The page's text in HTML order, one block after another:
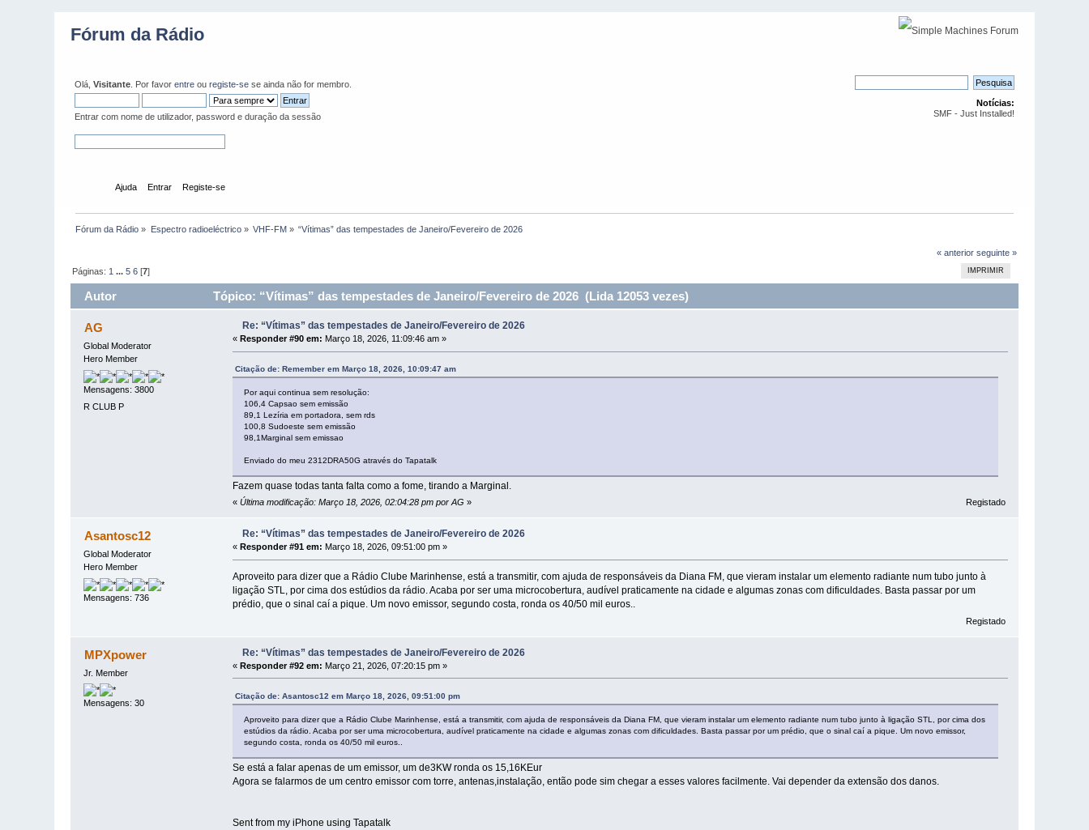
Fórum da Rádio
Olá,Visitante . Por favorentre ouregiste-se se ainda não for membro.
Entrar com nome de utilizador, password e duração da sessão
Notícias:
SMF - Just Installed!
Ajuda Entrar Registe-se
Fórum da Rádio » Espectro radioeléctrico» VHF-FM » “Vítimas” das tempestades de Janeiro/Fevereiro de 2026
« anterior seguinte »
IMPRIMIR
Páginas: 1 ...5 6 [7]
Autor Tópico: “Vítimas” das tempestades de Janeiro/Fevereiro de 2026 (Lida 12053 vezes)
AG
Global Moderator
Hero Member
Mensagens: 3800
R CLUB P
Re: “Vítimas” das tempestades de Janeiro/Fevereiro de 2026
« Responder #90 em: Março 18, 2026, 11:09:46 am »
Citação de: Remember em Março 18, 2026, 10:09:47 am
Por aqui continua sem resolução:
106,4 Capsao sem emissão
89,1 Lezíria em portadora, sem rds
100,8 Sudoeste sem emissão
98,1Marginal sem emissao
Enviado do meu 2312DRA50G através do Tapatalk
Fazem quase todas tanta falta como a fome, tirando a Marginal.
« Última modificação: Março 18, 2026, 02:04:28 pm por AG » Registado
Asantosc12
Global Moderator
Hero Member
Mensagens: 736
Re: “Vítimas” das tempestades de Janeiro/Fevereiro de 2026
« Responder #91 em: Março 18, 2026, 09:51:00 pm »
Aproveito para dizer que a Rádio Clube Marinhense, está a transmitir, com ajuda de responsáveis da Diana FM, que vieram instalar um elemento radiante num tubo junto à
ligação STL, por cima dos estúdios da rádio. Acaba por ser uma microcobertura, audível praticamente na cidade e algumas zonas com dificuldades. Basta passar por um
prédio, que o sinal caí a pique. Um novo emissor, segundo costa, ronda os 40/50 mil euros..
Registado
MPXpower
Jr. Member
Mensagens: 30
Re: “Vítimas” das tempestades de Janeiro/Fevereiro de 2026
« Responder #92 em: Março 21, 2026, 07:20:15 pm »
Citação de: Asantosc12 em Março 18, 2026, 09:51:00 pm
Aproveito para dizer que a Rádio Clube Marinhense, está a transmitir, com ajuda de responsáveis da Diana FM, que vieram instalar um elemento radiante num tubo junto à ligação STL, por cima dos
estúdios da rádio. Acaba por ser uma microcobertura, audível praticamente na cidade e algumas zonas com dificuldades. Basta passar por um prédio, que o sinal caí a pique. Um novo emissor,
segundo costa, ronda os 40/50 mil euros..
Se está a falar apenas de um emissor, um de3KW ronda os 15,16KEur
Agora se falarmos de um centro emissor com torre, antenas,instalação, então pode sim chegar a esses valores facilmente. Vai depender da extensão dos danos.
Sent from my iPhone using Tapatalk